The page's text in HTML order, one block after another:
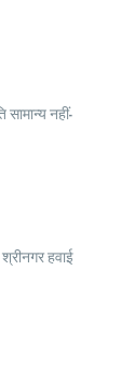
नहीं-
हवाई